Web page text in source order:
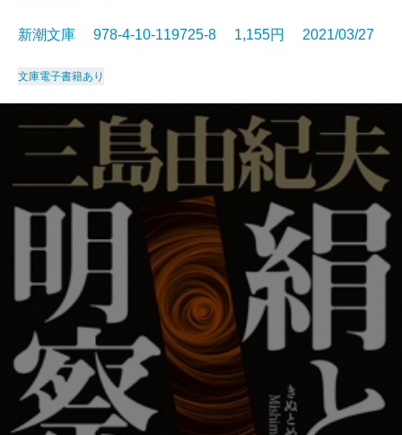
新潮文庫 978-4-10-119725-8 1,155円 2021/03/27
文庫電子書籍あり